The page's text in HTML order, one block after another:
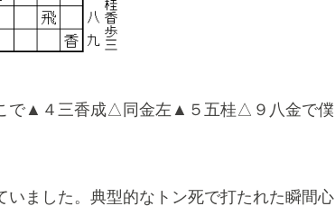
で▲４三香成△同金左▲５五桂△９八金で僕
ました。典型的なトン死で打たれた瞬間心